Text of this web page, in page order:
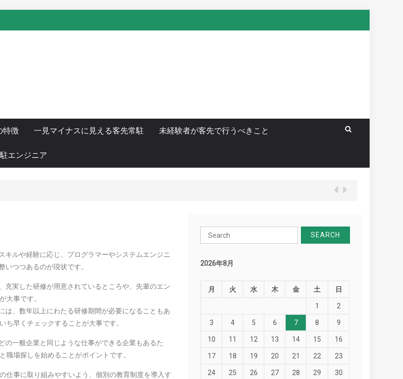
特徴 一見マイナスに見える客先常駐 未経験者が客先で行うべきこと
エンジニア
キルや経験に応じ、プログラマーやシステムエンジニ
つつあるのが現状です。
充実した研修が用意されているところや、先輩のエン
大事です。
は、数年以上にわたる研修期間が必要になることもあ
ち早くチェックすることが大事です。
の一般企業と同じような仕事ができる企業もあるた
場探しを始めることがポイントです。
仕事に取り組みやすいよう、個別の教育制度を導入す
Search
for:
2026年8月
月 火 水 木 金 土 日
1 2
3 4 5 6 7 8 9
10 11 12 13 14 15 16
17 18 19 20 21 22 23
24 25 26 27 28 29 30